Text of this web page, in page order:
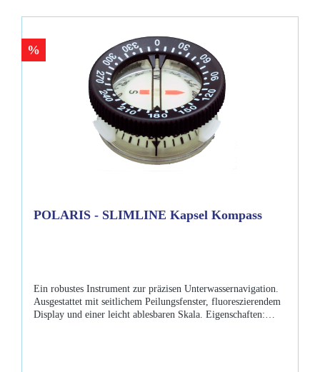
%
POLARIS - SLIMLINE Kapsel Kompass
Ein robustes Instrument zur präzisen Unterwassernavigation.
Ausgestattet mit seitlichem Peilungsfenster, fluoreszierendem
Display und einer leicht ablesbaren Skala. Eigenschaften: